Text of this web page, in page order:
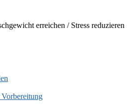
erreichen / Stress reduzieren